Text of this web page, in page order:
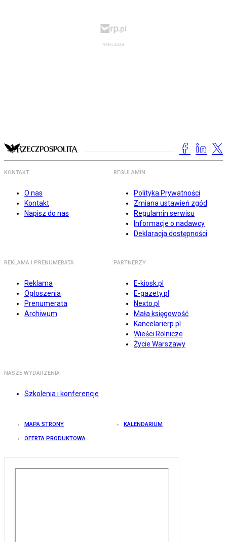
KONTAKT
O nas
Kontakt
Napisz do nas
REGULAMIN
Polityka Prywatności
Zmiana ustawień zgód
Regulamin serwisu
Informacje o nadawcy
Deklaracja dostępności
REKLAMA I PRENUMERATA
Reklama
Ogłoszenia
Prenumerata
Archiwum
PARTNERZY
E-kiosk.pl
E-gazety.pl
Nexto.pl
Mała księgowość
Kancelarierp.pl
Wieści Rolnicze
Życie Warszawy
NASZE WYDARZENIA
Szkolenia i konferencje
MAPA STRONY KALENDARIUM
OFERTA PRODUKTOWA